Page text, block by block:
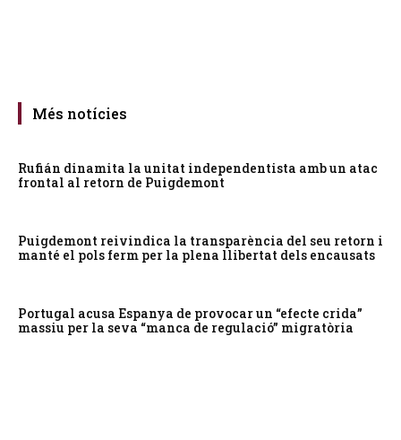
Més notícies
Rufián dinamita la unitat independentista amb un atac
frontal al retorn de Puigdemont
Puigdemont reivindica la transparència del seu retorn i
manté el pols ferm per la plena llibertat dels encausats
Portugal acusa Espanya de provocar un “efecte crida”
massiu per la seva “manca de regulació” migratòria